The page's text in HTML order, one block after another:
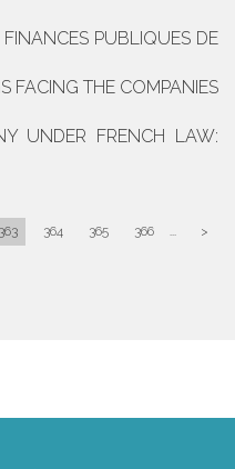
PUBLIQUES DE
FACING THE COMPANIES
UNDER FRENCH LAW:
363 364 365 366 ... >